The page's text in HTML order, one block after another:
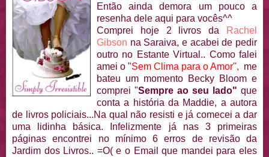
Então ainda demora um pouco a
resenha dele aqui para vocês^^
Comprei hoje 2 livros da
Rachel
Gibson na Saraiva, e acabei de pedir
outro no Estante Virtual.. Como falei
amei o "Sem Clima para o Amor", me
bateu um momento Becky Bloom e
comprei "Sempre ao seu lado" que
conta a história da Maddie, a autora
de livros policiais...Na qual não resisti e já comecei a dar
uma lidinha básica. Infelizmente já nas 3 primeiras
páginas encontrei no mínimo 6 erros de revisão da
Jardim dos Livros.. =O( e o Email que mandei para eles